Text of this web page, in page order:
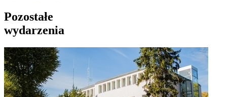
Pozostałe
wydarzenia